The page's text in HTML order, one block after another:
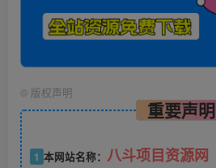
© 版权声明
重要声明
1 本网站名称： 八斗项目资源网